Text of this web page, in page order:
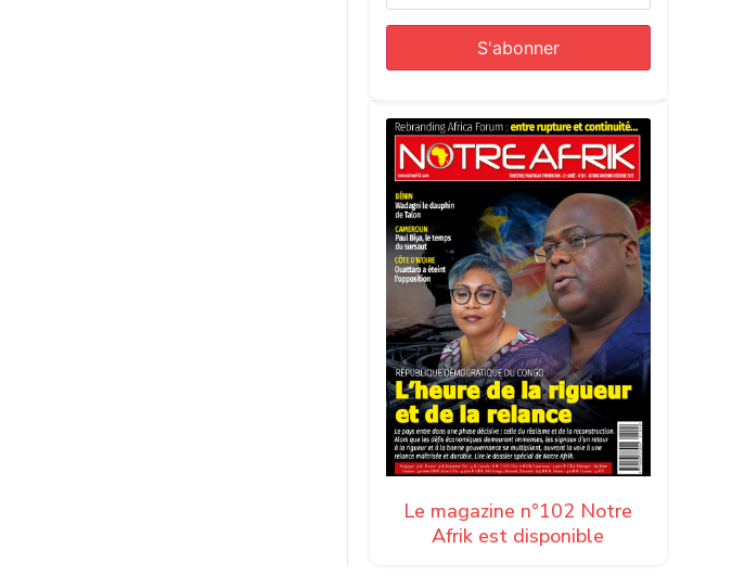
Le magazine n°102 Notre
Afrik est disponible